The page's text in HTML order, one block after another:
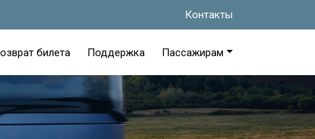
Контакты
билета Поддержка Пассажирам